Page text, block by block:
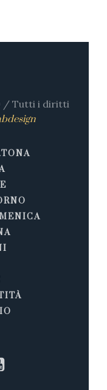
/ Tutti i diritti